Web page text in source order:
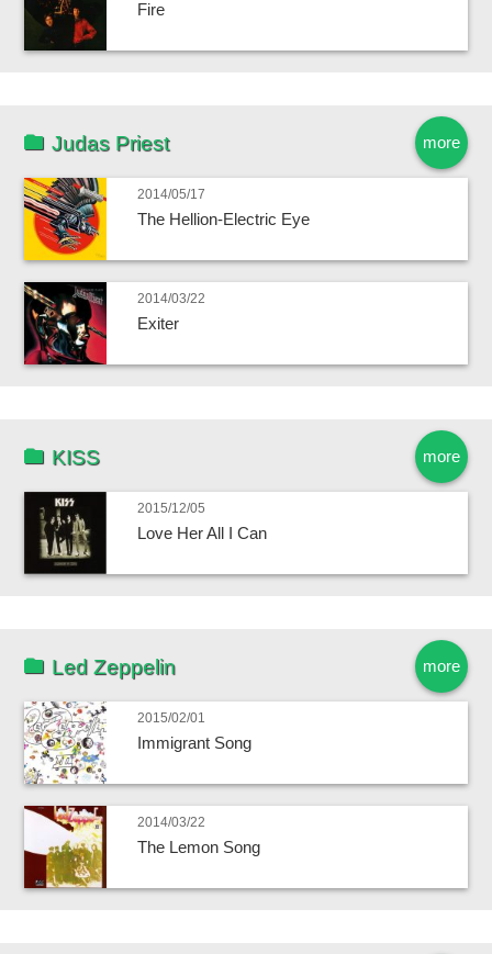
Fire
more
Judas Priest
2014/05/17
The Hellion-Electric Eye
2014/03/22
Exiter
more
KISS
2015/12/05
Love Her All I Can
more
Led Zeppelin
2015/02/01
Immigrant Song
2014/03/22
The Lemon Song